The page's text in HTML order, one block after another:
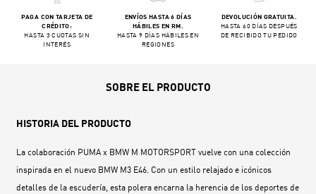
PAGA CON TARJETA DE
CRÉDITO:
HASTA 3 CUOTAS SIN
INTERÉS
ENVÍOS HASTA 6 DÍAS
HÁBILES EN RM.
HASTA 9 DÍAS HÁBILES EN
REGIONES
DEVOLUCIÓN GRATUITA.
HASTA 60 DÍAS DESPUÉS
DE RECIBIDO TU PEDIDO
SOBRE EL PRODUCTO
HISTORIA DEL PRODUCTO
La colaboración PUMA x BMW M MOTORSPORT vuelve con una colección
inspirada en el nuevo BMW M3 E46. Con un estilo relajado e icónicos
detalles de la escudería, esta polera encarna la herencia de los deportes de